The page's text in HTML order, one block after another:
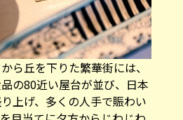
ら丘を下りた繁華街には、
の80近い屋台が並び、日本
上げ、多くの人手で賑わい